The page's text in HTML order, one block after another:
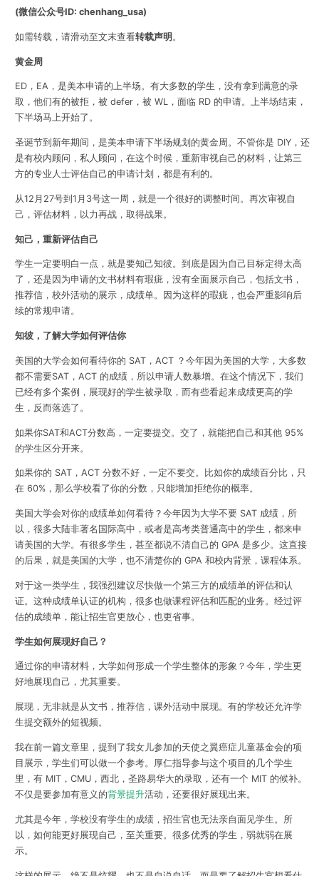
(微信公众号ID: chenhang_usa)
如需转载，请滑动至文末查看转载声明 。
黄金周
ED，EA，是美本申请的上半场。有大多数的学生，没有拿到满意的录
取，他们有的被拒，被 defer，被 WL，面临 RD 的申请。上半场结束，
下半场马上开始了。
圣诞节到新年期间，是美本申请下半场规划的黄金周。不管你是 DIY，还
是有校内顾问，私人顾问，在这个时候，重新审视自己的材料，让第三
方的专业人士评估自己的申请计划，都是有利的。
从12月27号到1月3号这一周，就是一个很好的调整时间。再次审视自
己，评估材料，以力再战，取得战果。
知己，重新评估自己
学生一定要明白一点，就是要知己知彼。到底是因为自己目标定得太高
了，还是因为申请的文书材料有瑕疵，没有全面展示自己，包括文书，
推荐信，校外活动的展示，成绩单。因为这样的瑕疵，也会严重影响后
续的常规申请。
知彼，了解大学如何评估你
美国的大学会如何看待你的 SAT，ACT ？今年因为美国的大学，大多数
都不需要SAT，ACT 的成绩，所以申请人数暴增。在这个情况下，我们
已经有多个案例，展现好的学生被录取，而有些看起来成绩更高的学
生，反而落选了。
如果你SAT和ACT分数高，一定要提交。交了，就能把自己和其他 95%
的学生区分开来。
如果你的 SAT，ACT 分数不好，一定不要交。比如你的成绩百分比，只
在 60%，那么学校看了你的分数，只能增加拒绝你的概率。
美国大学会对你的成绩单如何看待？今年因为大学不要 SAT 成绩，所
以，很多大陆非著名国际高中，或者是高考类普通高中的学生，都来申
请美国的大学。有很多学生，甚至都说不清自己的 GPA 是多少。这直接
的后果，就是美国的大学，也不清楚你的 GPA 和校内背景，课程体系。
对于这一类学生，我强烈建议尽快做一个第三方的成绩单的评估和认
证。这种成绩单认证的机构，很多也做课程评估和匹配的业务。经过评
估的成绩单，能让招生官更放心，也更省事。
学生如何展现好自己？
通过你的申请材料，大学如何形成一个学生整体的形象？今年，学生更
好地展现自己，尤其重要。
展现，无非就是从文书，推荐信，课外活动中展现。有的学校还允许学
生提交额外的短视频。
我在前一篇文章里，提到了我女儿参加的天使之翼癌症儿童基金会的项
目展示，学生们可以做一个参考。厚仁指导参与这个项目的几个学生
里，有 MIT，CMU，西北，圣路易华大的录取，还有一个 MIT 的候补。
不仅是要参加有意义的背景提升活动，还要很好展现出来。
尤其是今年，学校没有学生的成绩，招生官也无法亲自面见学生。所
以，如何能更好展现自己，至关重要。很多优秀的学生，弱就弱在展
示。